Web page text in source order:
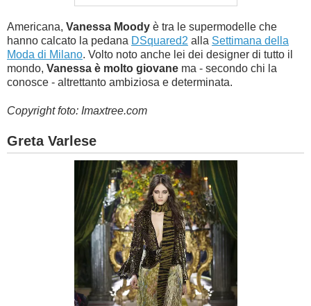
Americana, Vanessa Moody è tra le supermodelle che
hanno calcato la pedana DSquared2 alla Settimana della
Moda di Milano. Volto noto anche lei dei designer di tutto il
mondo, Vanessa è molto giovane ma - secondo chi la
conosce - altrettanto ambiziosa e determinata.
Copyright foto: Imaxtree.com
Greta Varlese